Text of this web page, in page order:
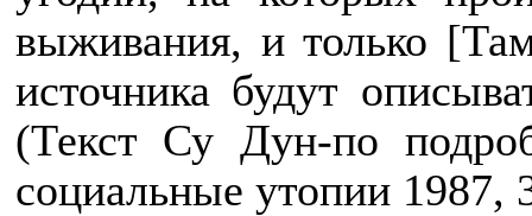
выживания, и только
источника будут
(Текст Су Дун-по
социальные утопии 1987,